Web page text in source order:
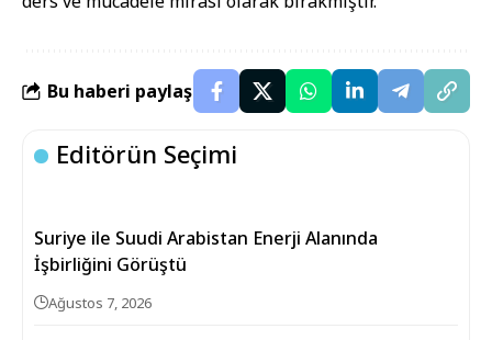
Bu haberi paylaş
Editörün Seçimi
Suriye ile Suudi Arabistan Enerji Alanında
İşbirliğini Görüştü
Ağustos 7, 2026